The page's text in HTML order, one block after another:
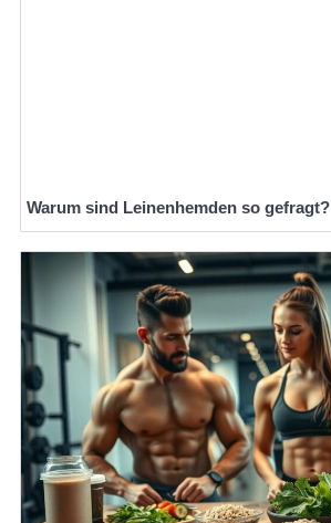
Warum sind Leinenhemden so gefragt?